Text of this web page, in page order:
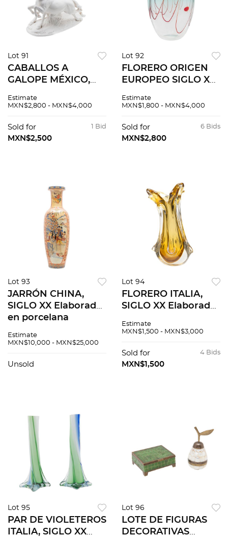
Lot 91
CABALLOS A
GALOPE MÉXICO,
Elaborados en
Sellado Cuernavaca
Acabado brillante 40
Estimate
MXN$2,800 - MXN$4,000
1 Bid
Sold for
MXN$2,500
Lot 92
FLORERO ORIGEN
EUROPEO SIGLO XX
de Murano Diseño
con motivos lineales
y geométri...
Estimate
MXN$1,800 - MXN$4,000
6 Bids
Sold for
MXN$2,800
Lot 93
JARRÓN CHINA,
SIGLO XX Elaborado
en porcelana
Decoración con
cortesana y motivos
Estimate
MXN$10,000 - MXN$25,000
Unsold
Lot 94
FLORERO ITALIA,
SIGLO XX Elaborado
Acabado somerso en
Diseño orgánico
Estimate
MXN$1,500 - MXN$3,000
4 Bids
Sold for
MXN$1,500
Lot 95
PAR DE VIOLETEROS
ITALIA, SIGLO XX
Lot 96
LOTE DE FIGURAS
DECORATIVAS